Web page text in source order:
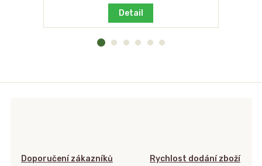
Detail
Doporučení zákazníků Rychlost dodání zboží